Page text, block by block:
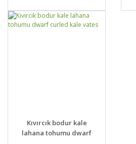
DETAYLAR SEPETE EKLE
Kıvırcık bodur kale
lahana tohumu dwarf